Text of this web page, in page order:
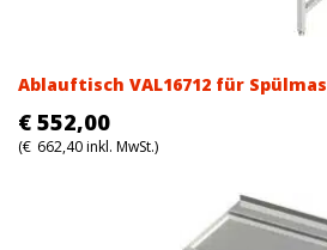
Ablauftisch VAL16712 für
€ 552,00
(€ 662,40inkl. MwSt.)